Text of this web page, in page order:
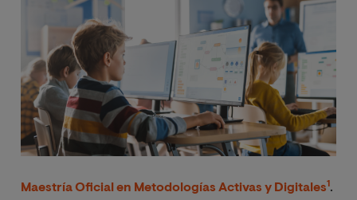
Maestría Oficialen Metodologías Activas y Digitales1.